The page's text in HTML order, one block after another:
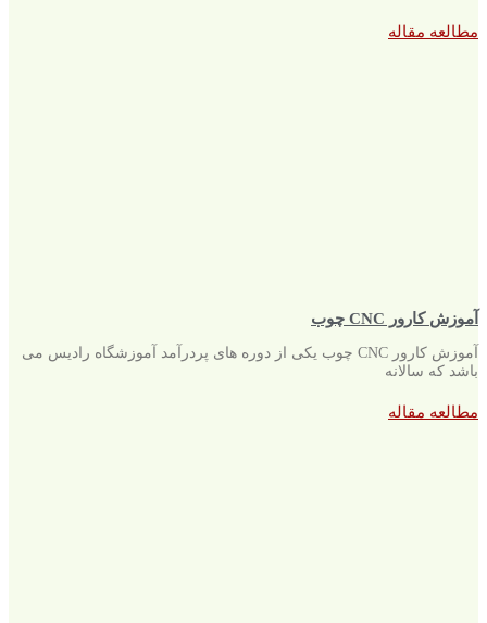
مطالعه مقاله
آموزش کارور CNC چوب
آموزش کارور CNC چوب یکی از دوره های پردرآمد آموزشگاه رادیس می
باشد که سالانه
مطالعه مقاله